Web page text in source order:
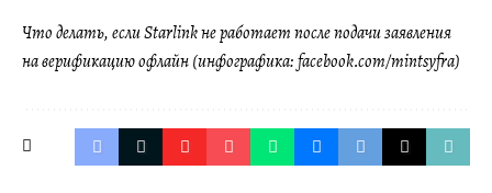
Что делать, если Starlink не работает после подачи заявления
на верификацию офлайн (инфографика: facebook.com/mintsyfra)